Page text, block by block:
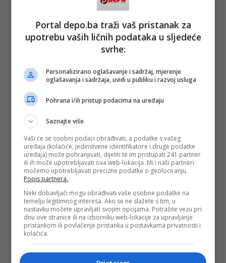
Portal depo.ba traži vaš pristanak za
upotrebu vaših ličnih podataka u sljedeće
svrhe:
Personalizirano oglašavanje i sadržaj, mjerenje
oglašavanja i sadržaja, uvidi u publiku i razvoj usluga
Pohrana i/ili pristup podacima na uređaju
Saznajte više
Vaši će se osobni podaci obrađivati, a podatke s vašeg
uređaja (kolačiće, jedinstvene identifikatore i druge podatke
uređaja) može pohranjivati, dijeliti te im pristupati 241 partner
ili ih može upotrebljavati ova web-lokacija. Mi i naši partneri
možemo upotrebljavati precizne podatke o geolociranju.
Popis partnera.
Neki dobavljači mogu obrađivati vaše osobne podatke na
temelju legitimnog interesa. Ako se ne slažete s tim, u
nastavku možete upravljati svojim opcijama. Potražite vezu pri
dnu ove stranice ili na izborniku web-lokacije za upravljanje
pristankom ili povlačenje pristanka u postavkama privatnosti i
kolačića.